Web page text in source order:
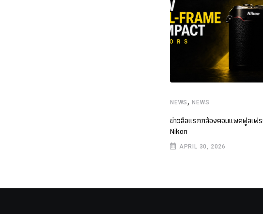
NEWS ,NEWS
ข่าวลือแรกกล้องคอมแพคฟูลเฟ
Nikon
APRIL 30, 2026